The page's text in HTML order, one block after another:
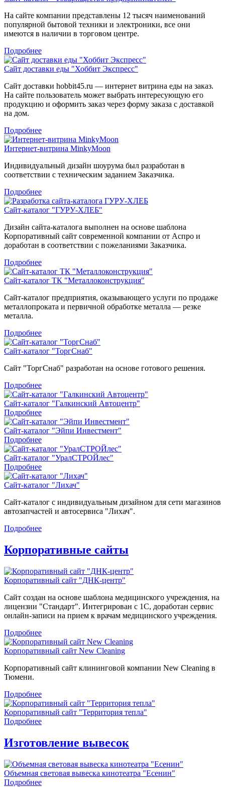
На сайте компании представлены 12 тысяч наименований
популярной бытовой техники и электроники, все они
имеются в наличии в торговом центре.
Подробнее
Сайт доставки еды "Хоббит Экспресс"
Сайт доставки hobbit45.ru — интернет витрина еды на заказ.
На сайте пользователь может выбрать интересующую его
продукцию и оформить заказ через форму заказа с доставкой
на дом.
Подробнее
Интернет-витрина MinkyMoon
Индивидуальный дизайн шоурума был разработан в
соответствии с техническим заданием Заказчика.
Подробнее
Сайт-каталог "ГУРУ-ХЛЕБ"
Дизайн сайта-каталога выполнен на основе шаблона
Корпоративный сайт современной компании от Аспро и
доработан в соответствии с пожеланиями Заказчика.
Подробнее
Сайт-каталог ТК "Металлоконструкция"
Сайт-каталог предприятия, оказывающего услуги по продаже
металлопроката и первичной обработке металла — резке
металла.
Подробнее
Сайт-каталог "ТоргСнаб"
Сайт "ТоргСнаб" разработан на основе готового решения.
Подробнее
Сайт-каталог "Галкинский Автоцентр"
Подробнее
Сайт-каталог "Эйпи Инвестмент"
Подробнее
Сайт-каталог "УралСТРОЙлес"
Подробнее
Сайт-каталог "Лихач"
Сайт-каталог с индивидуальным дизайном для сети магазинов
автозапчастей и автосервиса "Лихач".
Подробнее
Корпоративные сайты
Корпоративный сайт "ДНК-центр"
Сайт создан на основе шаблона медицинского учреждения, на
лицензии "Стандарт". Интегрирован с 1С, доработан сервис
онлайн-записи на прием к врачам медицинского учреждения.
Подробнее
Корпоративный сайт New Cleaning
Корпоративный сайт клининговой компании New Cleaning в
Тюмени.
Подробнее
Корпоративный сайт "Территория тепла"
Подробнее
Изготовление вывесок
Объемная световая вывеска кинотеатра "Есенин"
Подробнее